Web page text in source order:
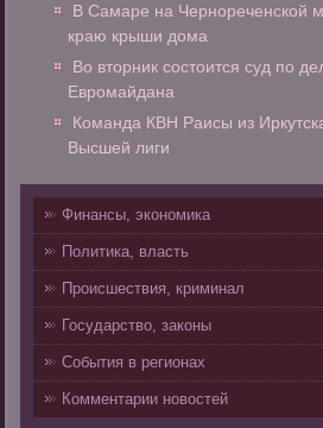
В Самаре на Чернореченской
краю крыши дома
Во вторник состоится суд по
Евромайдана
Команда КВН Раисы из
Высшей лиги
Финансы, экономика
Политика, власть
Происшествия, криминал
Государство, законы
События в регионах
Комментарии новостей